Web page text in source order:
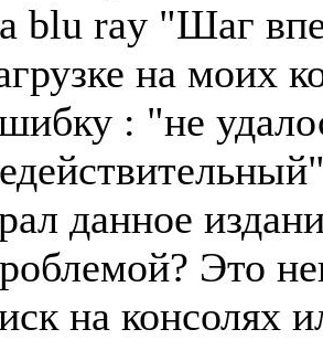
blu ray "Шаг
на моих
: "не
данное
Это
на консолях